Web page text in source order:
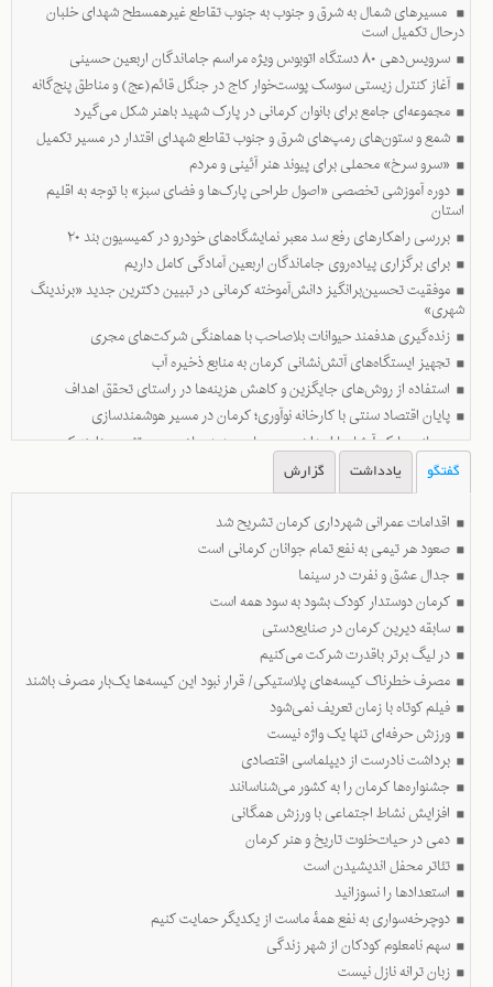
در دیدار شهردار کرمان با مدیرکل صداوسیمای مرکز استان به مناسبت روز خبرنگار مطرح شد
انگیزه بیشتر برای خدمت‌رسانی در فصل همدلی
شهردار کرمان، در دیدار با مدیرکل صداوسیمای مرکز کرمان، از مقطع کنونی در سطح
مدیریت استان، به‌عنوان فصل همدلی یاد کرد و گفت: در این فصل، انگیزه برای
خدمت‌رسانی خیلی بیشتر است.
معاون محیط‌زیست و خدمات‌شهری شهردار کرمان:
پروژه ایجاد جنگل دست‌کاشت در مسیر آرامستان بهشت کریمان با جدیت ادامه دارد
معاون محیط‌زیست و خدمات‌شهری شهردار کرمان، از ادامه اجرای پروژه ایجاد جنگل
دست‌کاشت جدید در مجاورت جنگل قائم، خبر داد و گفت: این طرح با دستور شهردار
کرمان و با هدف توسعه فضای سبز، ارتقای شاخص‌های زیست‌محیطی و ایجاد ظرفیت‌های
جدید گردشگری در محور کوهسار، در حال اجراست.
به همت مرکز مطالعات و پژوهش شهرداری کرمان برگزار شد:
نشست تخصصی «الزامات طراحی شهری در شهرهای دوستدار کودک» در کارخانه
نوآوری کرمان
به همت مرکز مطالعات و پژوهش شهرداری کرمان، نشست تخصصی «الزامات طراحی
شهری در شهرهای دوستدار کودک» در کارخانه نوآوری کرمان برگزار شد.
مسیرهای شمال به شرق و جنوب به جنوب تقاطع غیرهمسطح شهدای خلبان
درحال تکمیل است
سرویس‌دهی ۸۰ دستگاه اتوبوس ویژه مراسم جاماندگان اربعین حسینی
آغاز کنترل زیستی سوسک پوست‌خوار کاج در جنگل قائم(عج) و مناطق پنج‌گانه
مجموعه‌ای جامع برای بانوان کرمانی در پارک شهید باهنر شکل می‌گیرد
شمع و ستون‌های رمپ‌های شرق و جنوب تقاطع شهدای اقتدار در مسیر تکمیل
«سرو سرخ» محملی برای پیوند هنر آئینی و مردم
دوره آموزشی تخصصی «اصول طراحی پارک‌ها و فضای سبز» با توجه به اقلیم
استان
بررسی راهکارهای رفع سد معبر نمایشگاه‌های خودرو در کمیسیون بند ۲۰
برای برگزاری پیاده‌روی جاماندگان اربعین آمادگی کامل داریم
موفقیت تحسین‌برانگیز دانش‌آموخته کرمانی در تبیین دکترین جدید «برندینگ
شهری»
زنده‌گیری هدفمند حیوانات بلاصاحب با هماهنگی شرکت‌های مجری
تجهیز ایستگاه‌های آتش‌نشانی کرمان به منابع ذخیره آب
استفاده از روش‌های جایگزین و کاهش هزینه‌ها در راستای تحقق اهداف
پایان اقتصاد سنتی با کارخانه نوآوری؛ کرمان در مسیر هوشمندسازی
بهسازی پارک آبشار با احداث مسیرهای جدید پیاده روی و تثبیت دامنه کوه
گفتگو یادداشت گزارش
اقدامات عمرانی شهرداری کرمان تشریح شد
صعود هر تیمی به نفع تمام جوانان کرمانی است
جدال عشق و نفرت در سینما
کرمان دوستدار کودک بشود به سود همه است
سابقه دیرین کرمان در صنایع‌دستی
در لیگ برتر باقدرت شرکت می‌کنیم
مصرف خطرناک کیسه‌های پلاستیکی/ قرار نبود این کیسه‌ها یک‌بار مصرف باشند
فیلم کوتاه با زمان تعریف نمی‌شود
ورزش حرفه‌ای تنها یک واژه نیست
برداشت نادرست از دیپلماسی اقتصادی
جشنواره‌‌ها کرمان را به کشور می‌شناسانند
افزایش نشاط اجتماعی با ورزش همگانی
دمی در حیات‌خلوت تاریخ و هنر کرمان
تئاتر محفل اندیشیدن است
استعدادها را نسوزانید
دوچرخه‌سواری به نفع همۀ ماست از یکدیگر حمایت کنیم
سهم نامعلوم کودکان از شهر زندگی
زبان ترانه نازل نیست